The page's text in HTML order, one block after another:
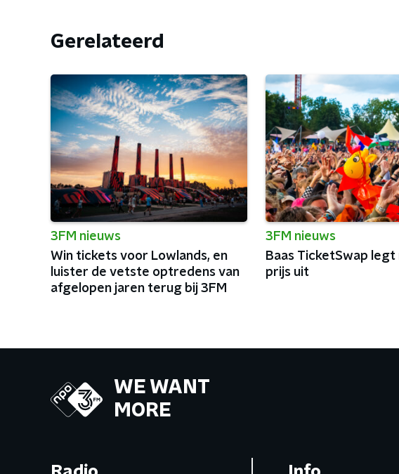
Gerelateerd
3FM nieuws
Win tickets voor Lowlands, en
luister de vetste optredens van
afgelopen jaren terug bij 3FM
3FM nieuws
Baas TicketSwap legt
prijs uit
WE WANT
MORE